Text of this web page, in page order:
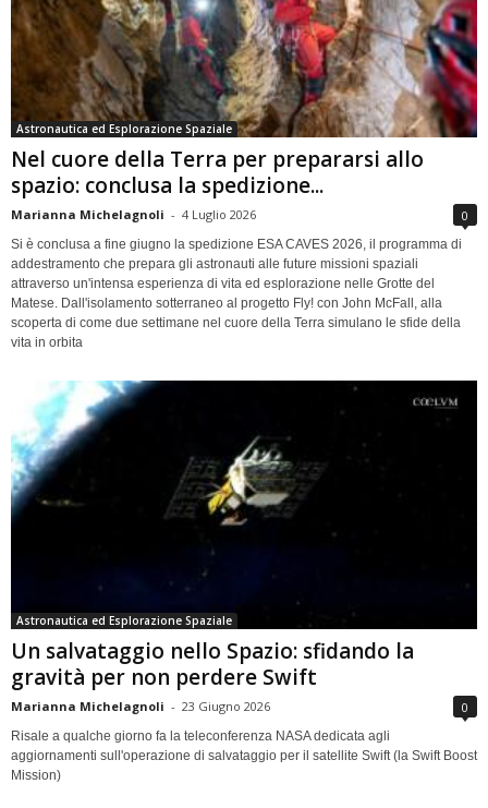
Astronautica ed Esplorazione Spaziale
Nel cuore della Terra per prepararsi allo
spazio: conclusa la spedizione...
Marianna Michelagnoli - 4 Luglio 2026 0
Si è conclusa a fine giugno la spedizione ESA CAVES 2026, il programma di
addestramento che prepara gli astronauti alle future missioni spaziali
attraverso un'intensa esperienza di vita ed esplorazione nelle Grotte del
Matese. Dall'isolamento sotterraneo al progetto Fly! con John McFall, alla
scoperta di come due settimane nel cuore della Terra simulano le sfide della
vita in orbita
Astronautica ed Esplorazione Spaziale
Un salvataggio nello Spazio: sfidando la
gravità per non perdere Swift
Marianna Michelagnoli - 23 Giugno 2026 0
Risale a qualche giorno fa la teleconferenza NASA dedicata agli
aggiornamenti sull'operazione di salvataggio per il satellite Swift (la Swift Boost
Mission)